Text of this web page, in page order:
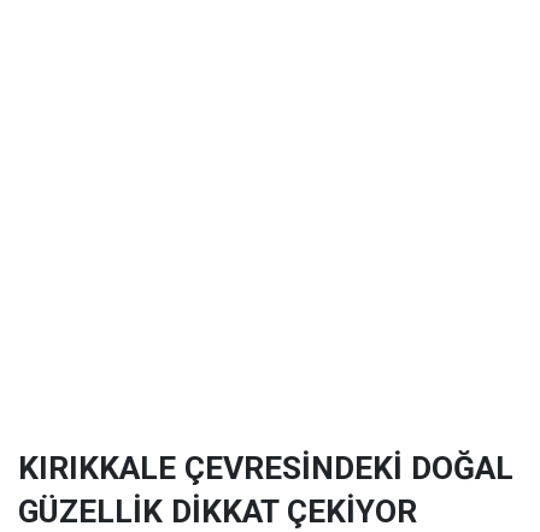
KIRIKKALE ÇEVRESİNDEKİ DOĞAL
GÜZELLİK DİKKAT ÇEKİYOR